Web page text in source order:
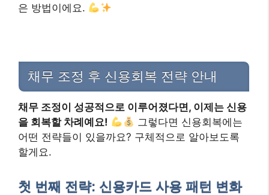
은 방법이에요.
채무 조정 후 신용회복 전략 안내
채무 조정이 성공적으로 이루어졌다면, 이제는 신용
을 회복할 차례예요!
그렇다면 신용회복에는
어떤 전략들이 있을까요? 구체적으로 알아보도록
할게요.
첫 번째 전략: 신용카드 사용 패턴 변화